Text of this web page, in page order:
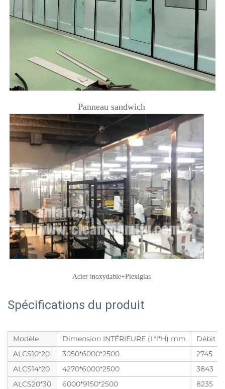
Panneau sandwich
Acier inoxydable+Plexiglas
Spécifications du produit
Modèle Dimension INTÉRIEURE (L*l*H) mm
Débit
ALCS10*20
3050*6000*2500
2745
ALCS14*20
4270*6000*2500
3843
ALCS20*30
6000*9150*2500
8235